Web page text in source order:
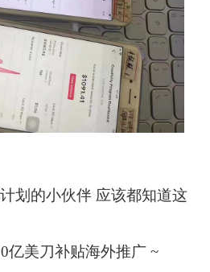
划的小伙伴 应该都知道这
亿美刀补贴海外推广 ~